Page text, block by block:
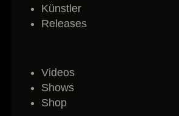
Künstler
Releases
Videos
Shows
Shop